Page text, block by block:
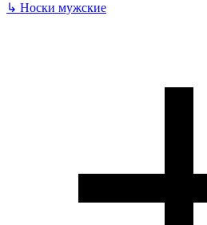
↳ Носки мужские